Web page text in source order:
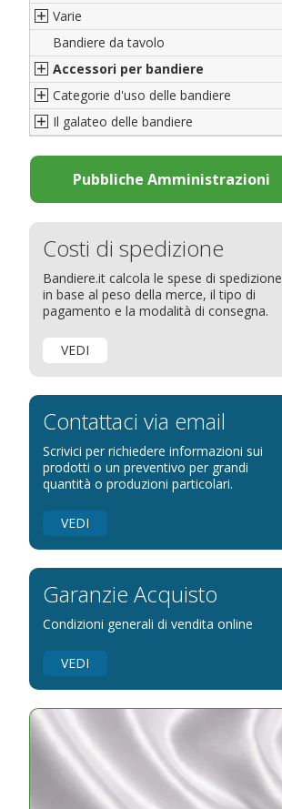
Francesi
Americane
Britanniche
Resto del Mondo
Varie
Bandiere del CICAP - Think Deep
Bandiere di Orgoglio Bresciano
Organizzazioni internazionali
Diplomatiche
Bandiere Pubblicitarie
Natale e altre festività
Bandiere etniche e religiose
Bandiere da tavolo
Accessori per bandiere
Accessori per bandiere
Accessori per bandiere da tavolo
Categorie d'uso delle bandiere
Bandiere segnavento
Bandiere per sbandieratori
Bandiere per barche
Bandiere per hotel
Bandiere per eventi
Bandiere per biciclette
Bandiere per autosaloni
Bandiere Palio
Bandiere per enti pubblici
Bandiere per riserve naturali e parchi
Bandiere per musicisti
Bandiere per feste
pennoni per bandiere
Il galateo delle bandiere
La bandiera
Come disporre le bandiere
Dimensioni delle bandiere
Come piegare il tricolore
Pubbliche Amministrazioni
Costi di spedizione
Bandiere.it calcola le spese di spedizione
in base al peso della merce, il tipo di
pagamento e la modalità di consegna.
VEDI
Contattaci via email
Scrivici per richiedere informazioni sui
prodotti o un preventivo per grandi
quantità o produzioni particolari.
VEDI
Garanzie Acquisto
Condizioni generali di vendita online
VEDI